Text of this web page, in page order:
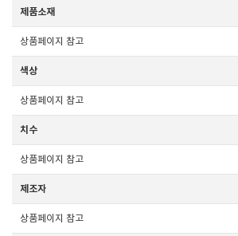
제품소재
상품페이지 참고
색상
상품페이지 참고
치수
상품페이지 참고
제조자
상품페이지 참고